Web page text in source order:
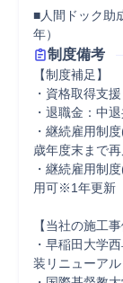
■人間ドック助
年）
制度備考
【制度補足】
・資格取得支
・退職金：中
・継続雇用制
歳年度末まで
・継続雇用制
用可※1年更新
【当社の施工
・早稲田大学
装リニューアル